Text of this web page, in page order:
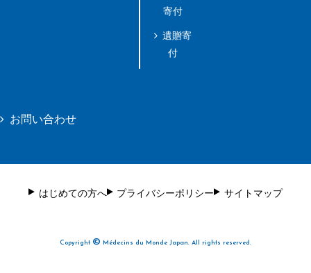
寄付
遺贈寄
付
お問い合わせ
はじめての方へ プライバシーポリシー サイトマップ
Copyright © Médecins du Monde Japan. All rights reserved.